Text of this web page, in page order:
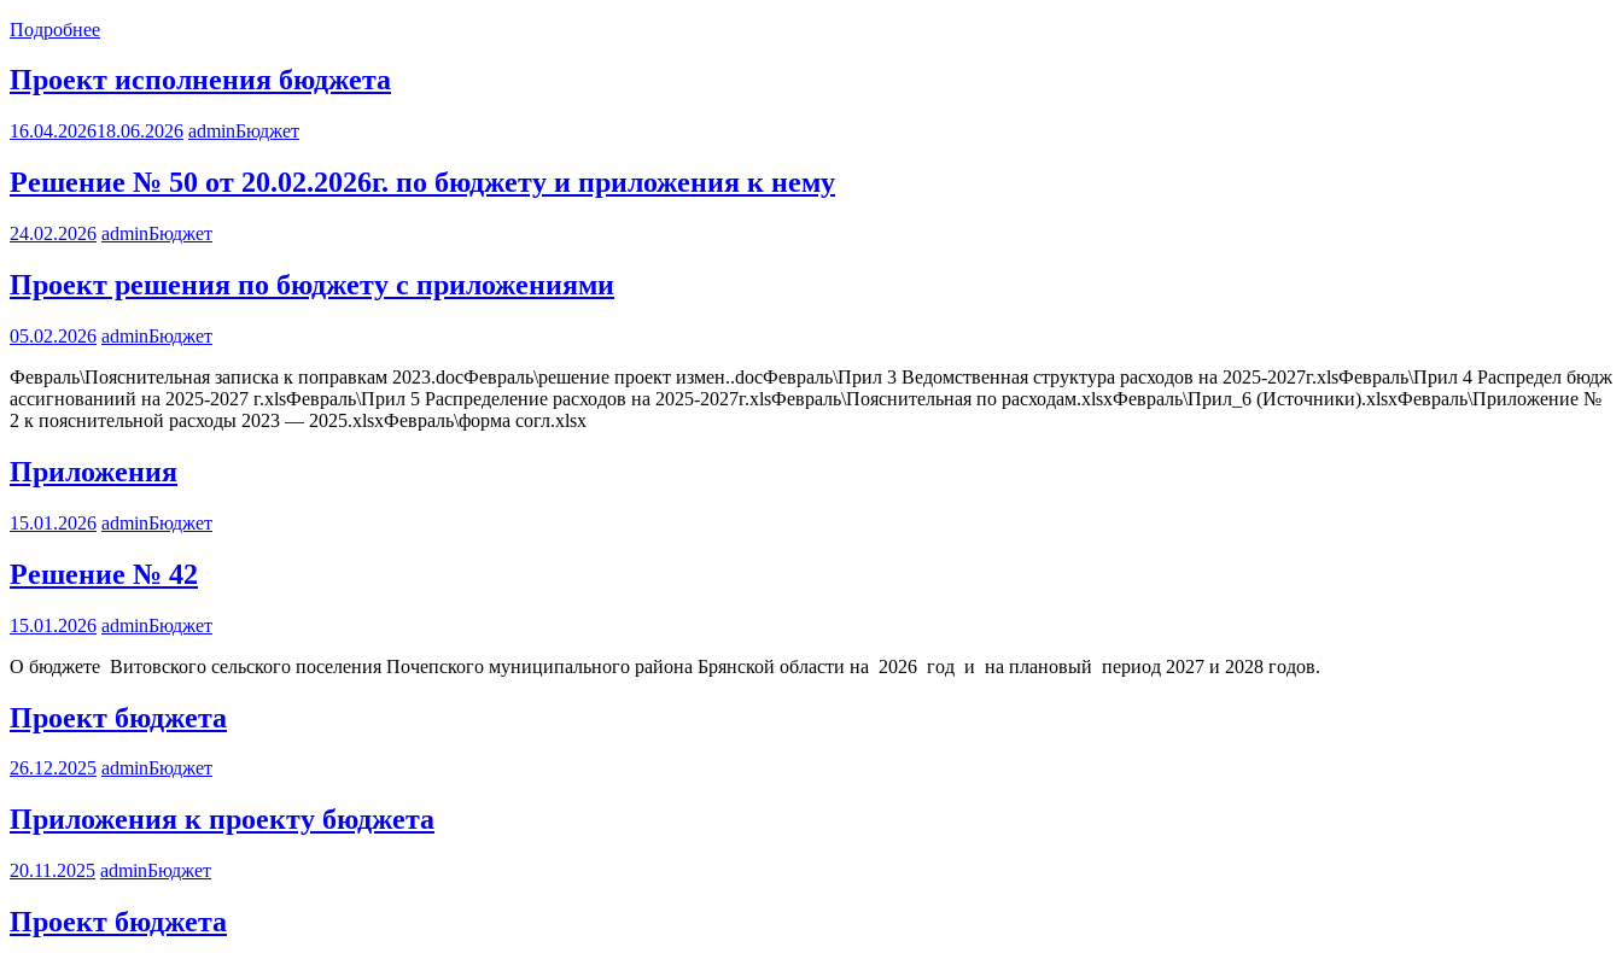
Подробнее
Проект исполнения бюджета
16.04.202618.06.2026 adminБюджет
Решение № 50 от 20.02.2026г. по бюджету и приложения к нему
24.02.2026 adminБюджет
Проект решения по бюджету с приложениями
05.02.2026 adminБюджет
Февраль\Пояснительная записка к поправкам 2023.docФевраль\решение проект измен..docФевраль\Прил 3 Ведомственная структура расходов на 2025-2027г.xlsФевраль\Прил 4 Распредел бюдж
ассигнованиий на 2025-2027 г.xlsФевраль\Прил 5 Распределение расходов на 2025-2027г.xlsФевраль\Пояснительная по расходам.xlsxФевраль\Прил_6 (Источники).xlsxФевраль\Приложение №
2 к пояснительной расходы 2023 — 2025.xlsxФевраль\форма согл.xlsx
Приложения
15.01.2026 adminБюджет
Решение № 42
15.01.2026 adminБюджет
О бюджете Витовского сельского поселения Почепского муниципального района Брянской области на 2026 год и на плановый период 2027 и 2028 годов.
Проект бюджета
26.12.2025 adminБюджет
Приложения к проекту бюджета
20.11.2025 adminБюджет
Проект бюджета